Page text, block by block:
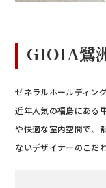
GIOIA鷺
ゼネラルホールディン
近年人気の福島にある
や快適な室内空間で、
ないデザイナーのこだ